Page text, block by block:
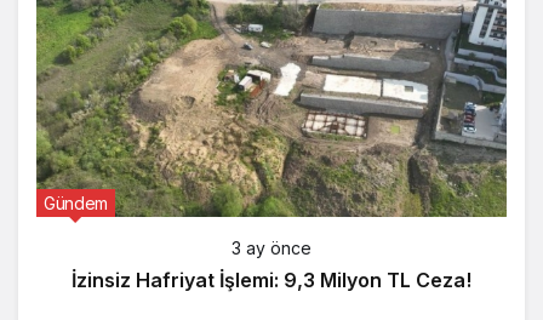
Gündem
3 ay önce
İzinsiz Hafriyat İşlemi: 9,3 Milyon TL Ceza!